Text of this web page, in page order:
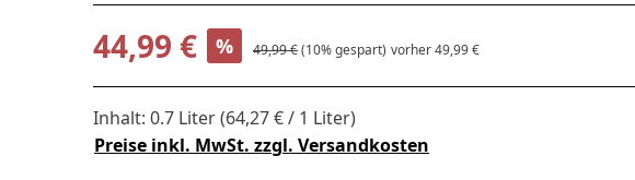
Verkaufspreis:
44,99 € % Regulärer Preis:
49,99 €(10% gespart) vorher 49,99 €
Inhalt: 0.7 Liter(64,27 € / 1 Liter)
Preise inkl. MwSt. zzgl. Versandkosten